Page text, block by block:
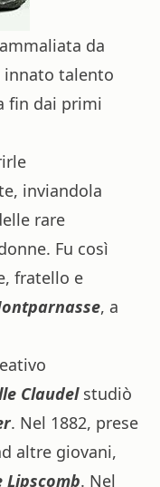
da
innato talento
fin dai primi
inviandola
rare
Fu così
fratello e
, a
Claudelstudiò
. Nel 1882, prese
altre giovani,
Lipscomb. Nel